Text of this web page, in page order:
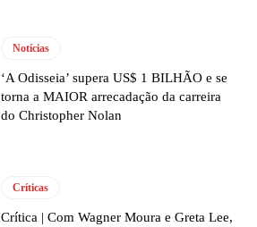
Notícias
‘A Odisseia’ supera US$ 1 BILHÃO e se
torna a MAIOR arrecadação da carreira
do Christopher Nolan
Críticas
Crítica | Com Wagner Moura e Greta Lee,